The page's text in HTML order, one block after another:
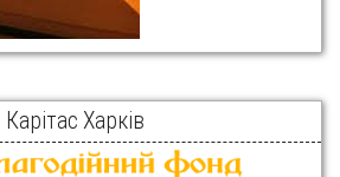
Карітас Харків